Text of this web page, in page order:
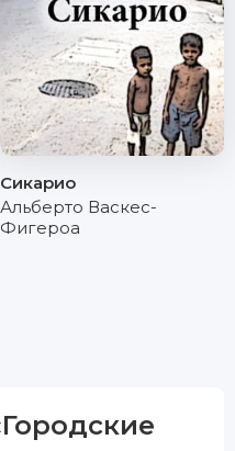
Сикарио
Альберто Васкес-
Фигероа